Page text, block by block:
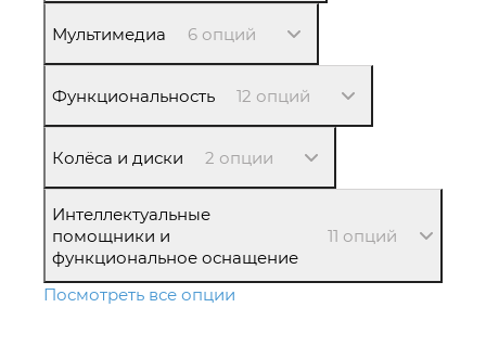
Мультимедиа 6 опций
Функциональность 12 опций
Колёса и диски 2 опции
Интеллектуальные
помощники и
функциональное оснащение
11 опций
Посмотреть все опции